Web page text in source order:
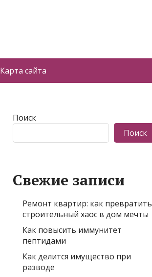
Карта сайта
Поиск
Поиск
Свежие записи
Ремонт квартир: как превратить
строительный хаос в дом мечты
Как повысить иммунитет
пептидами
Как делится имущество при
разводе